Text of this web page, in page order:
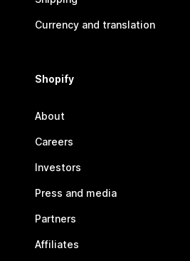
Currency and translation
Shopify
About
Careers
Investors
Press and media
Partners
Affiliates